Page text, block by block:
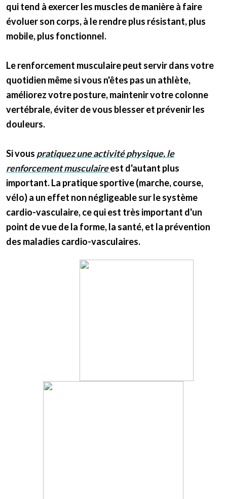
qui tend à exercer les muscles de manière à faire
évoluer son corps, à le rendre plus résistant, plus
mobile, plus fonctionnel.
Le renforcement musculaire peut servir dans votre
quotidien même si vous n'êtes pas un athlète,
améliorez votre posture, maintenir votre colonne
vertébrale, éviter de vous blesser et prévenir les
douleurs.
Si vous pratiquez une activité physique, le
renforcement musculaireest d'autant plus
important. La pratique sportive (marche, course,
vélo) a un effet non négligeable sur le système
cardio-vasculaire, ce qui est très important d'un
point de vue de la forme, la santé, et la prévention
des maladies cardio-vasculaires.